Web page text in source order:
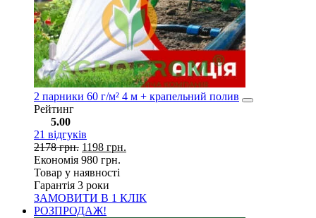
2 парники 60 г/м² 4 м + крапельний полив
Рейтинг
5.00
21 відгуків
2178грн. 1198 грн.
Економія 980 грн.
Товар у наявності
Гарантія 3 роки
ЗАМОВИТИ В 1 КЛІК
РОЗПРОДАЖ!